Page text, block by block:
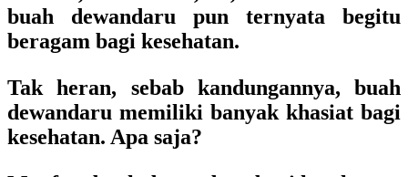
buah dewandaru pun ternyata begitu
beragam bagi kesehatan.
Tak heran, sebab kandungannya, buah
dewandaru memiliki banyak khasiat bagi
kesehatan. Apa saja?